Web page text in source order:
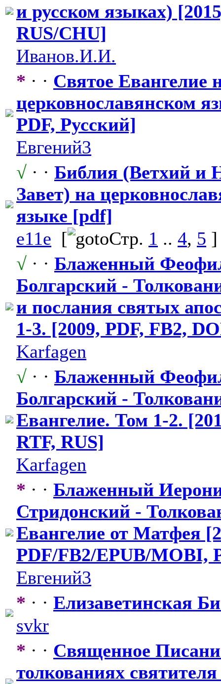
и русском языках)
RUS/CHU]
Иванов.И.И.
* · · Святое Евангелие
церковнослав​янском
PDF, Русский]
Евгений3
√ · · Библия (Ветхий и
Завет) на церковнослав
языке [pdf]
e11e [ Стр. 1 .. 4, 5 ]
√ · · Блаженный
Болгарский -
и послания святых
1-3. [2009, PDF, FB2,
Karfagen
√ · · Блаженный
Болгарский -
Евангелие. Том 1-2.
RTF, RUS]
Karfagen
* · · Блаженный
Стридонский -
Евангелие от Матфея
PDF/FB2/EPUB​/MOBI,
Евгений3
* · · Елизаветинск​ая
svkr
* · · Священное
толкованиях